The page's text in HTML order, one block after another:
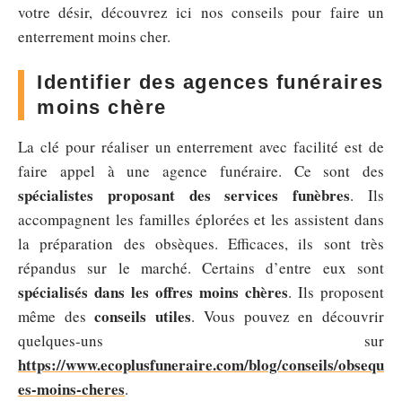
votre désir, découvrez ici nos conseils pour faire un
enterrement moins cher.
Identifier des agences funéraires
moins chère
La clé pour réaliser un enterrement avec facilité est de
faire appel à une agence funéraire. Ce sont des
spécialistes proposant des services funèbres. Ils
accompagnent les familles éplorées et les assistent dans
la préparation des obsèques. Efficaces, ils sont très
répandus sur le marché. Certains d’entre eux sont
spécialisés dans les offres moins chères. Ils proposent
même desconseils utiles. Vous pouvez en découvrir
quelques-uns sur
https://www.ecoplusfuneraire.com/blog/conseils/obsequ
es-moins-cheres.